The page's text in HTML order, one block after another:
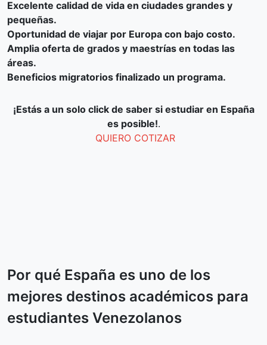
Excelente calidad de vida en ciudades grandes y
pequeñas.
Oportunidad de viajar por Europa con bajo costo.
Amplia oferta de grados y maestrías en todas las
áreas.
Beneficios migratorios finalizado un programa.
¡Estás a un solo click de saber si estudiar en España
es posible!.
QUIERO COTIZAR
Por qué España es uno de los
mejores destinos académicos para
estudiantes Venezolanos